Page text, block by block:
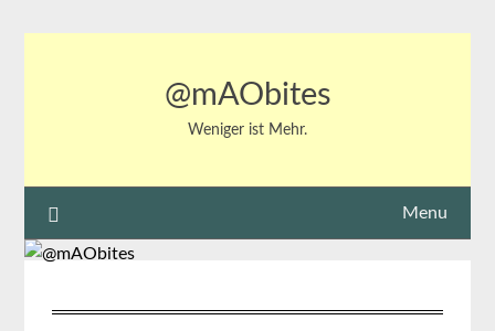
@mAObites
Weniger ist Mehr.
Menu